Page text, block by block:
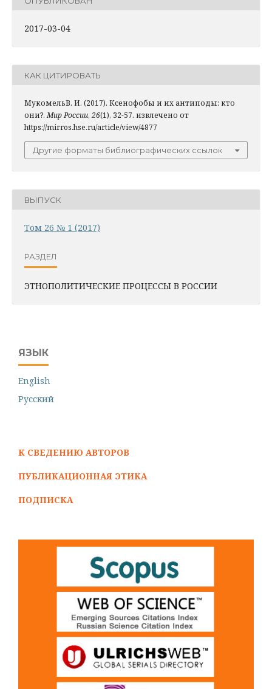
2017-03-04
КАК ЦИТИРОВАТЬ
МукомельВ. И. (2017). Ксенофобы и их антиподы: кто
они?. Мир России, 26(1), 32-57. извлечено от
https://mirros.hse.ru/article/view/4877
Другие форматы библиографических ссылок
ВЫПУСК
Том 26 № 1 (2017)
РАЗДЕЛ
ЭТНОПОЛИТИЧЕСКИЕ ПРОЦЕССЫ В РОССИИ
ЯЗЫК
English
Русский
К СВЕДЕНИЮ АВТОРОВ
ПУБЛИКАЦИОННАЯ ЭТИКА
ПОДПИСКА